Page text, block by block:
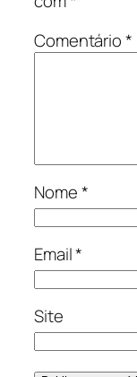
Comentário*
Nome*
Email*
Site